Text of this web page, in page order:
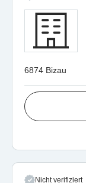
6874 Bizau
Nicht verifiziert